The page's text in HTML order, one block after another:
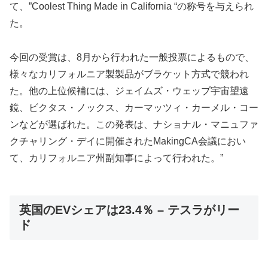
て、”Coolest Thing Made in California “の称号を与えられ
た。
今回の受賞は、8月から行われた一般投票によるもので、
様々なカリフォルニア製製品がブラケット方式で競われ
た。他の上位候補には、ジェイムズ・ウェッブ宇宙望遠
鏡、ビクタス・ノックス、カーマッツィ・カーメル・コー
ンなどが選ばれた。この発表は、ナショナル・マニュファ
クチャリング・デイに開催されたMakingCA会議におい
て、カリフォルニア州副知事によって行われた。”
英国のEVシェアは23.4％ – テスラがリー
ド